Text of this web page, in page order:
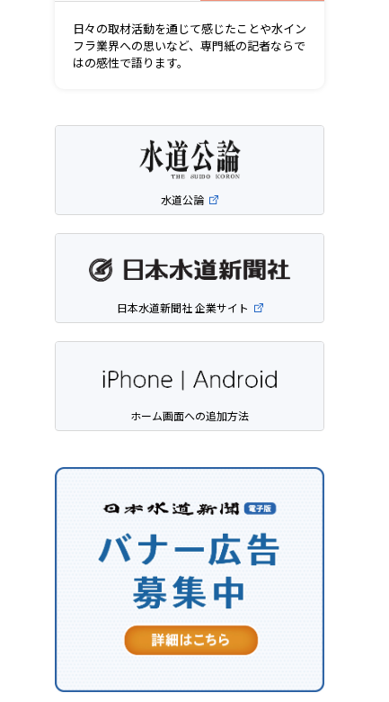
日々の取材活動を通じて感じたことや水イン
フラ業界への思いなど、専門紙の記者ならで
はの感性で語ります。
水道公論
日本水道新聞社 企業サイト
ホーム画面への追加方法